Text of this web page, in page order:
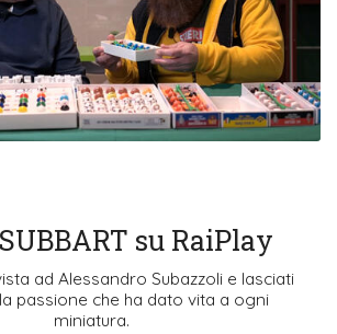
su RaiPlay
ad Alessandro Subazzoli e lasciati
passione che ha dato vita a ogni
miniatura.